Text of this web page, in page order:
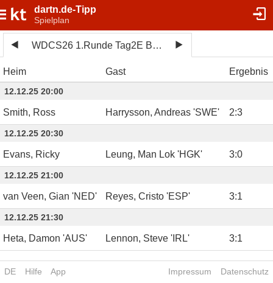
dartn.de-Tipp
Spielplan
WDCS26 1.Runde Tag2E Bo5Sets
Heim Gast Ergebnis
12.12.25 20:00
Smith, Ross Harrysson, Andreas 'SWE' 2:3
12.12.25 20:30
Evans, Ricky Leung, Man Lok 'HGK' 3:0
12.12.25 21:00
van Veen, Gian 'NED' Reyes, Cristo 'ESP' 3:1
12.12.25 21:30
Heta, Damon 'AUS' Lennon, Steve 'IRL' 3:1
DE Hilfe App Impressum Datenschutz